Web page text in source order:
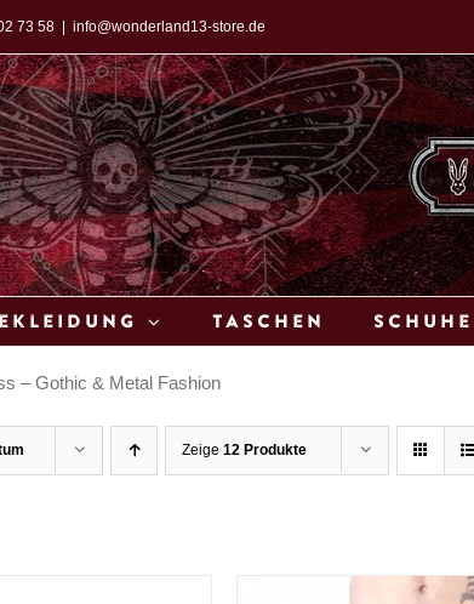
73 58 info@wonderland13-store.de
Taschen Schuhe
– Gothic & Metal Fashion
Zeige 12 Produkte